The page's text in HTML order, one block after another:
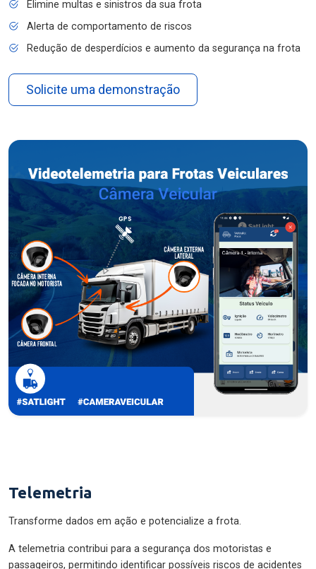
Elimine multas e sinistros da sua frota
Alerta de comportamento de riscos
Redução de desperdícios e aumento da segurança na frota
Solicite uma demonstração
Telemetria
Transforme dados em ação e potencialize a frota.
A telemetria contribui para a segurança dos motoristas e
passageiros, permitindo identificar possíveis riscos de acidentes